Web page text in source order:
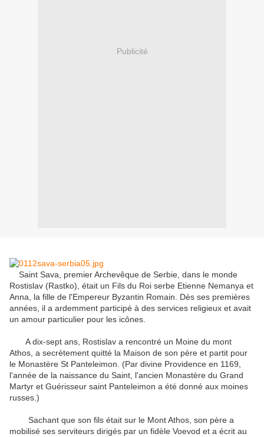
Publicité
Saint Sava, premier Archevêque de Serbie, dans le monde
Rostislav (Rastko), était un Fils du Roi serbe Etienne Nemanya et
Anna, la fille de l'Empereur Byzantin Romain.
Dès ses premières
années, il a ardemment participé à des services religieux et avait
un amour particulier pour les icônes.
A dix-sept ans, Rostislav a rencontré un Moine du mont
Athos, a secrètement quitté la Maison de son père et partit pour
le Monastère St Panteleimon.
(Par divine Providence en 1169,
l'année de la naissance du Saint, l'ancien Monastère du Grand
Martyr et Guérisseur saint Panteleimon a été donné aux moines
russes.)
Sachant que son fils était sur le Mont Athos, son père a
mobilisé ses serviteurs dirigés par un fidèle Voevod et a écrit au